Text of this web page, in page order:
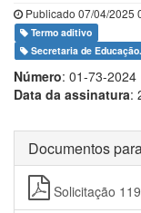
Publicado 07/04/2025
Termo aditivo
Secretaria de Educação.
Número: 01-73-2024
Data da assinatura:
Documentos
Solicitação